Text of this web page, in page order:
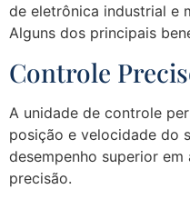
de eletrônica industrial e
Alguns dos principais
Controle
A unidade de controle
posição e velocidade do
desempenho superior
precisão.